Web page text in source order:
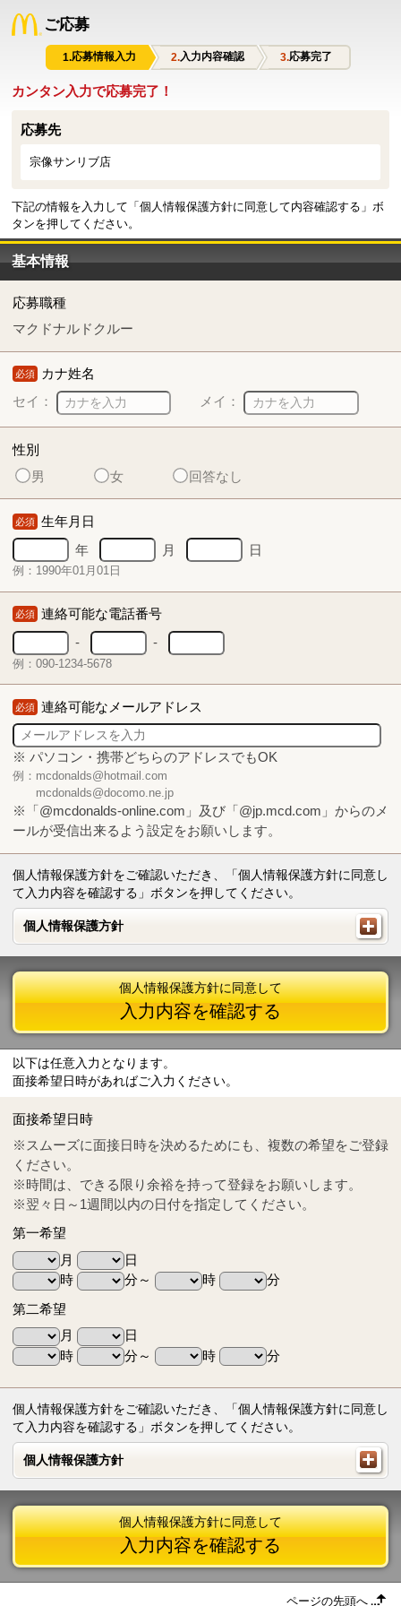
ご応募
応募情報入力 入力内容確認 応募完了
カンタン入力で応募完了！
応募先
宗像サンリブ店
下記の情報を入力して「個人情報保護方針に同意して内容確認する」ボ
タンを押してください。
基本情報
応募職種
マクドナルドクルー
必須 カナ姓名
セイ：
メイ：
性別
男
女 回答なし
必須 生年月日
年
月 日
例：1990年01月01日
必須 連絡可能な電話番号
-
-
例：090-1234-5678
必須 連絡可能なメールアドレス
※ パソコン・携帯どちらのアドレスでもOK
例：mcdonalds@hotmail.com
mcdonalds@docomo.ne.jp
※「@mcdonalds-online.com」及び「@jp.mcd.com」からのメ
ールが受信出来るよう設定をお願いします。
個人情報保護方針をご確認いただき、「個人情報保護方針に同意し
て入力内容を確認する」ボタンを押してください。
個人情報保護方針
個人情報保護方針
Tel
0570-55-0314
個人情報保護方針に同意して
入力内容を確認する
以下は任意入力となります。
面接希望日時があればご入力ください。
面接希望日時
※スムーズに面接日時を決めるためにも、複数の希望をご登録
ください。
※時間は、できる限り余裕を持って登録をお願いします。
※翌々日～1週間以内の日付を指定してください。
第一希望
月
日
時
分～ 時
分
第二希望
月
日
時
分～ 時 分
個人情報保護方針をご確認いただき、「個人情報保護方針に同意し
て入力内容を確認する」ボタンを押してください。
個人情報保護方針
個人情報保護方針
個人情報保護方針に同意して
入力内容を確認する
ページの先頭へ